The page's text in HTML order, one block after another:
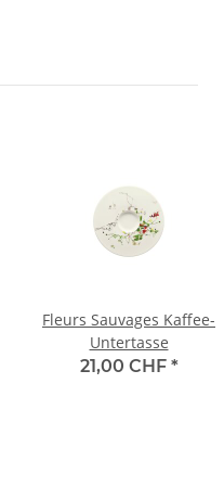
Fleurs Sauvages Kaffee-
Untertasse
21,00 CHF *